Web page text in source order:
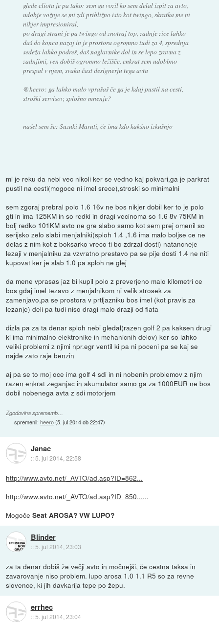
glede cliota je pa tako: sem ga vozil ko sem delal izpit za avto,
udobje vožnje se mi zdi približno isto kot twingo, skratka me ni
nikjer impresioniral,
po drugi strani je pa twingo od znotraj top, zadnje zice lahko
daš do konca nazaj in je prostora ogromno tudi za 4, sprednja
sedeža lahko podreš, daš naglavnike dol in se lepo zravna z
zadnjimi, ven dobiš ogromno ležišče, enkrat sem udobbno
prespal v njem, svaka čast designerju tega avta
@heero: ga lahko malo vprašaš če ga je kdaj pustil na cesti,
stroški servisov, splošno mnenje?
našel sem še: Suzuki Maruti, če ima kdo kakšno izkušnjo
mi je reku da nebi vec nikoli ker se vedno kaj pokvari,ga je parkrat
pustil na cesti(mogoce ni imel srece),stroski so minimalni
sem zgoraj prebral polo 1.6 16v ne bos nikjer dobil ker to je polo
gti in ima 125KM in so redki in dragi vecinoma so 1.6 8v 75KM in
bolj redko 101KM avto ne gre slabo samo kot sem prej omenil so
serijsko zelo slabi menjalniki(sploh 1.4 ,1.6 ima malo boljse ce ne
delas z nim kot z boksarko vreco ti bo zdrzal dosti) natancneje
lezaji v menjalniku za vzvratno prestavo pa se pije dosti 1.4 ne niti
kupovat ker je slab 1.0 pa sploh ne glej
da mene vprasas jaz bi kupil polo z preverjeno malo kilometri ce
bos gdaj imel tezavo z menjalnikom ni velik strosek za
zamenjavo,pa se prostora v prtljazniku bos imel (kot pravis za
lezanje) deli pa tudi niso dragi malo drazji od fiata
dizla pa za ta denar sploh nebi gledal(razen golf 2 pa kaksen drugi
ki ima minimalno elektronike in mehanicnih delov) ker so lahko
veliki problemi z njimi npr.egr ventil ki pa ni poceni pa se kaj se
najde zato raje benzin
aj pa se to moj oce ima golf 4 sdi in ni nobenih problemov z njim
razen enkrat zeganjac in akumulator samo ga za 1000EUR ne bos
dobil nobenega avta z sdi motorjem
Zgodovina sprememb…
spremenil:heero(5. jul 2014 ob 22:47)
Janac
::5. jul 2014, 22:58
http://www.avto.net/_AVTO/ad.asp?ID=862...
http://www.avto.net/_AVTO/ad.asp?ID=850......
MogočeSeat AROSA? VW LUPO?
Blinder
:: 5. jul 2014, 23:03
za ta denar dobiš že večji avto in močnejši, če cestna taksa in
zavarovanje niso problem. lupo arosa 1.0 1.1 R5 so za revne
slovence, ki jih davkarija tepe po žepu.
errhec
::5. jul 2014, 23:04